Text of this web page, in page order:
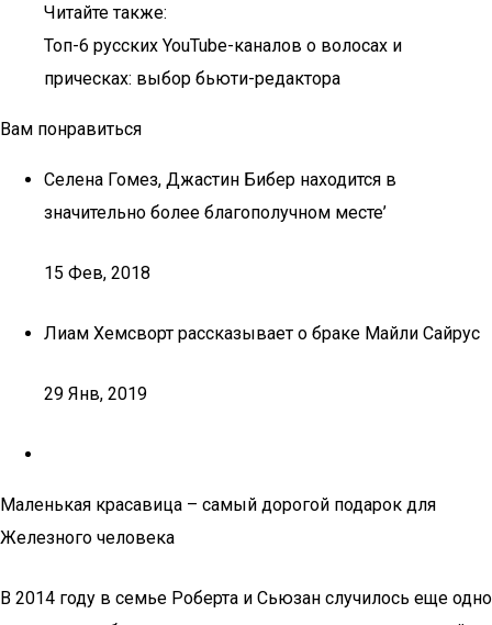
Читайте также:
Топ-6 русских YouTube-каналов о волосах и
прическах: выбор бьюти-редактора
Вам понравиться
Селена Гомез, Джастин Бибер находится в
значительно более благополучном месте’
15 Фев, 2018
Лиам Хемсворт рассказывает о браке Майли Сайрус
29 Янв, 2019
Маленькая красавица – самый дорогой подарок для
Железного человека
В 2014 году в семье Роберта и Сьюзан случилось еще одно